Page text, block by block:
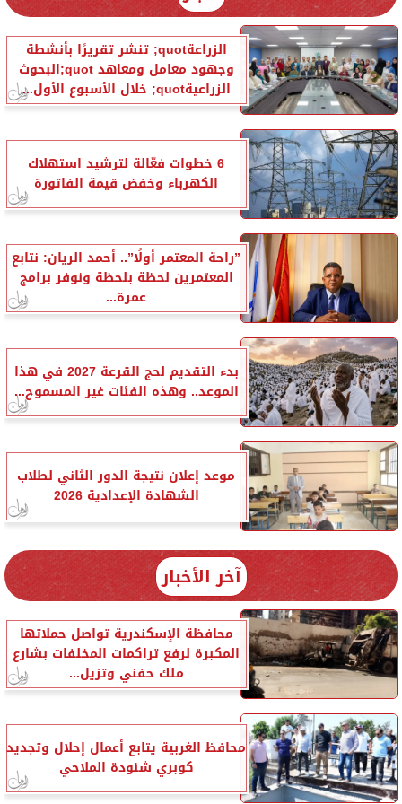
الزراعةquot; تنشر تقريرًا بأنشطة
وجهود معامل ومعاهد quot;البحوث
الزراعيةquot; خلال الأسبوع الأول...
6 خطوات فعّالة لترشيد استهلاك
الكهرباء وخفض قيمة الفاتورة
”راحة المعتمر أولًا”.. أحمد الريان: نتابع
المعتمرين لحظة بلحظة ونوفر برامج
عمرة...
بدء التقديم لحج القرعة 2027 في هذا
الموعد.. وهذه الفئات غير المسموح...
موعد إعلان نتيجة الدور الثاني لطلاب
الشهادة الإعدادية 2026
آخر الأخبار
محافظة الإسكندرية تواصل حملاتها
المكبرة لرفع تراكمات المخلفات بشارع
ملك حفني وتزيل...
محافظ الغربية يتابع أعمال إحلال وتجديد
كوبري شنودة الملاحي